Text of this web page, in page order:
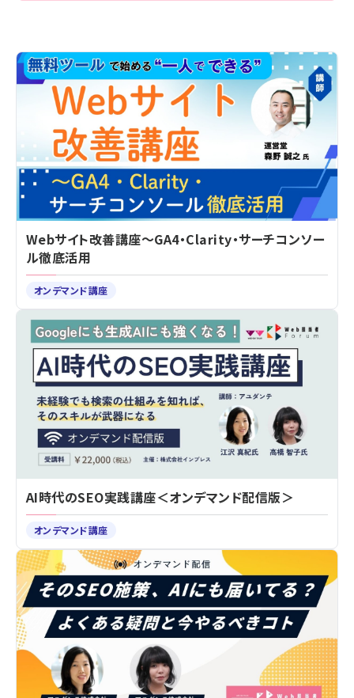
Webサイト改善講座～GA4・Clarity・サーチコンソー
ル徹底活用
オンデマンド講座
AI時代のSEO実践講座＜オンデマンド配信版＞
オンデマンド講座